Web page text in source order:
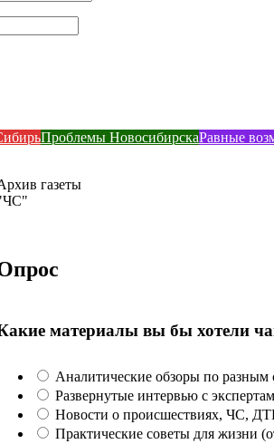
Проблемы НовосибирскаРавные
газеты
материалы вы бы хотели
Аналитические обзоры по разным
Развернутые интервью с
Новости о происшествиях, ЧС,
Практические советы для жизни